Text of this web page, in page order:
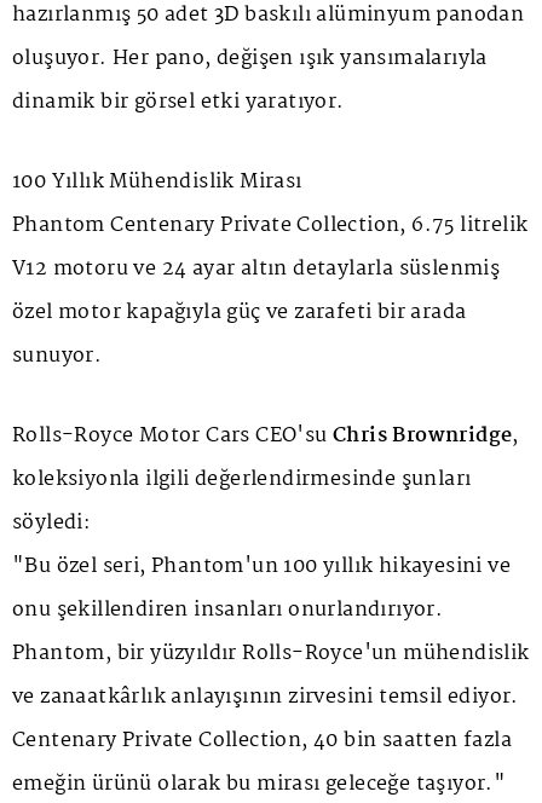
hazırlanmış 50 adet 3D baskılı alüminyum panodan
oluşuyor. Her pano, değişen ışık yansımalarıyla
dinamik bir görsel etki yaratıyor.
100 Yıllık Mühendislik Mirası
Phantom Centenary Private Collection, 6.75 litrelik
V12 motoru ve 24 ayar altın detaylarla süslenmiş
özel motor kapağıyla güç ve zarafeti bir arada
sunuyor.
Rolls-Royce Motor Cars CEO'suChris Brownridge,
koleksiyonla ilgili değerlendirmesinde şunları
söyledi:
"Bu özel seri, Phantom'un 100 yıllık hikayesini ve
onu şekillendiren insanları onurlandırıyor.
Phantom, bir yüzyıldır Rolls-Royce'un mühendislik
ve zanaatkârlık anlayışının zirvesini temsil ediyor.
Centenary Private Collection, 40 bin saatten fazla
emeğin ürünü olarak bu mirası geleceğe taşıyor."